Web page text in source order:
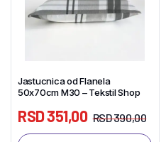
Jastucnica od Flanela
50x70cm M30 – Tekstil Shop
RSD390,00
RSD351,00